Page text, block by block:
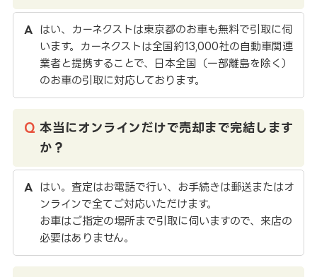
はい、カーネクストは東京都のお車も無料で引取に伺
います。カーネクストは全国約13,000社の自動車関連
業者と提携することで、日本全国（一部離島を除く）
のお車の引取に対応しております。
本当にオンラインだけで売却まで完結します
か？
はい。査定はお電話で行い、お手続きは郵送またはオ
ンラインで全てご対応いただけます。
お車はご指定の場所まで引取に伺いますので、来店の
必要はありません。